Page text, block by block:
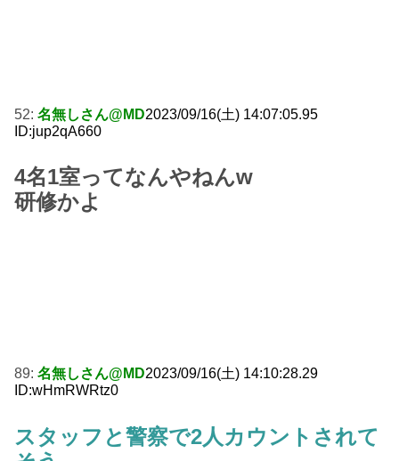
52: 名無しさん@MD2023/09/16(土) 14:07:05.95
ID:jup2qA660
4名1室ってなんやねんw
研修かよ
89: 名無しさん@MD2023/09/16(土) 14:10:28.29
ID:wHmRWRtz0
スタッフと警察で2人カウントされて